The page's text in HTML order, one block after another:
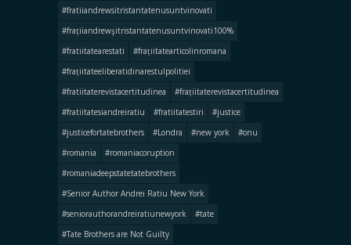
#fratiiandrewsitristantatenusuntvinovati
#frațiiandrewşitristantatenusuntvinovati100%
#fratiitatearestati
#frațiitatearticolinromana
#frațiitateeliberatidinarestulpolitiei
#fratiitaterevistacertitudinea
#frațiitaterevistacertitudinea
#fratiitatesiandreiratiu
#fratiitatestiri
#justice
#justicefortatebrothers
#Londra #new york
#onu
#romania
#romaniacoruption
#romaniadeepstatetatebrothers
#Senior Author Andrei Ratiu New York
#seniorauthorandreiratiunewyork
#tate
#Tate Brothers are Not Guilty